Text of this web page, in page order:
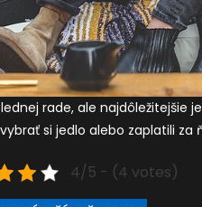
rade, ale najdôležitejšie
si jedlo alebo zaplatili za
4/5 - (4 votes)